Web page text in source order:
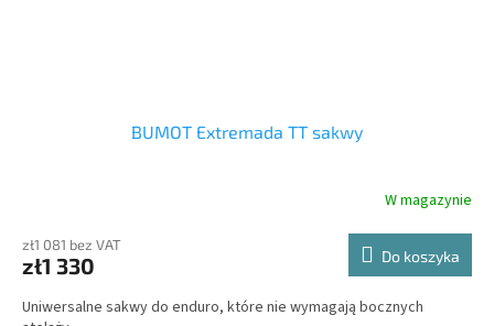
BUMOT Extremada TT sakwy
W magazynie
zł1 081 bez VAT
zł1 330 Do koszyka
Uniwersalne sakwy do enduro, które nie wymagają bocznych